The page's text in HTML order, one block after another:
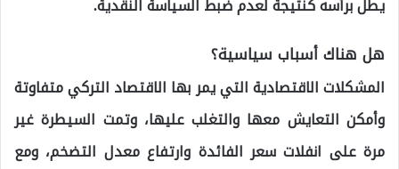
يطل برأسه كنتيجة لعدم ضبط السياسة النقدية.
هل هناك أسباب سياسية؟
المشكلات الاقتصادية التي يمر بها الاقتصاد التركي متفاوتة
وأمكن التعايش معها والتغلب عليها، وتمت السيطرة غير
مرة على انفلات سعر الفائدة وارتفاع معدل التضخم، ومع